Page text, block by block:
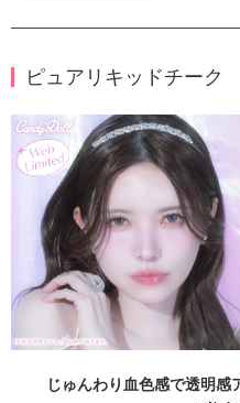
ピュアリキッドチーク
じゅんわり血色感で透明